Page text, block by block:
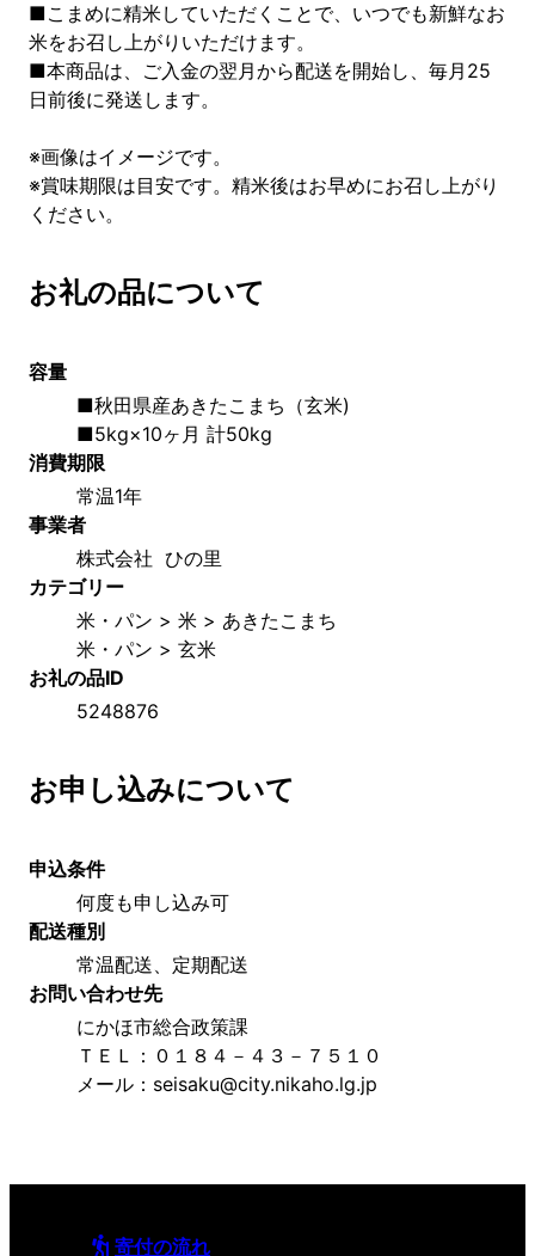
■こまめに精米していただくことで、いつでも新鮮なお
米をお召し上がりいただけます。
■本商品は、ご入金の翌月から配送を開始し、毎月25
日前後に発送します。
※画像はイメージです。
※賞味期限は目安です。精米後はお早めにお召し上がり
ください。
お礼の品について
容量
■秋田県産あきたこまち（玄米)
■5kg×10ヶ月 計50kg
消費期限
常温1年
事業者
株式会社  ひの里
カテゴリー
米・パン > 米 > あきたこまち
米・パン > 玄米
お礼の品ID
5248876
お申し込みについて
申込条件
何度も申し込み可
配送種別
常温配送、定期配送
お問い合わせ先
にかほ市総合政策課
ＴＥＬ：０１８４－４３－７５１０
メール：seisaku@city.nikaho.lg.jp
寄付の流れ